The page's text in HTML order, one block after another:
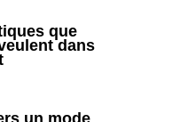
que
dans
un mode